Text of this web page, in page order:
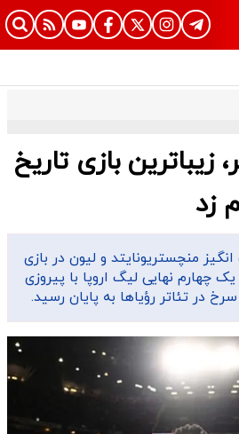
بازی تاریخ
زد
منچستریونایتد و لیون در بازی
چهارم نهایی لیگ اروپا با پیروزی